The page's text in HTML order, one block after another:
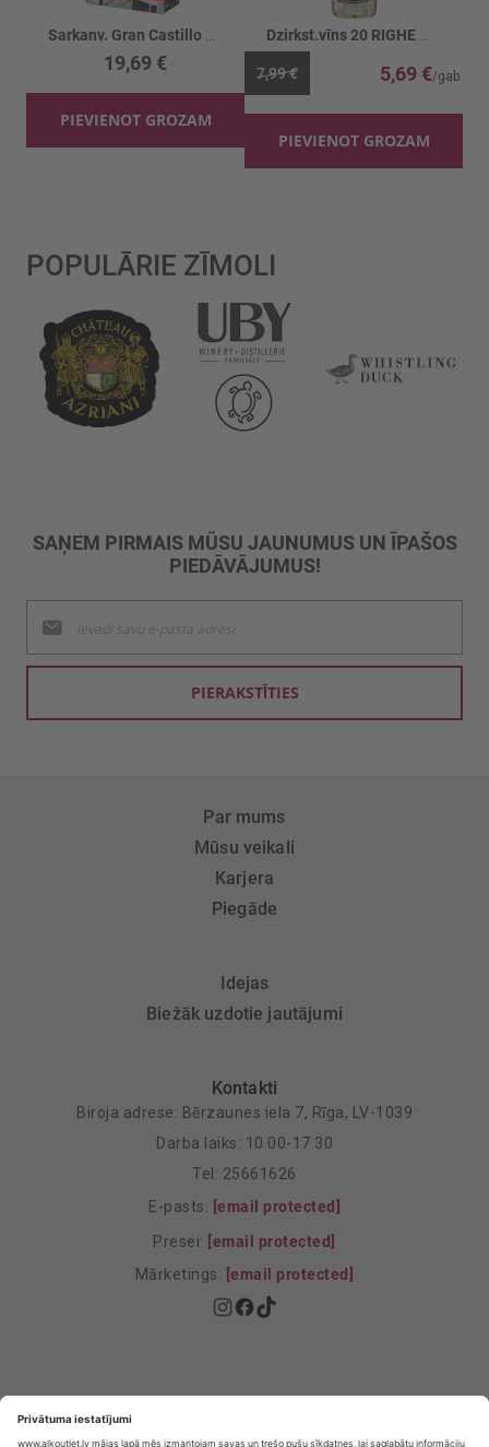
19,69 €
PIEVIENOT GROZAM
7,99 € 5,69 €
PIEVIENOT GROZAM
POPULĀRIE ZĪMOLI
SAŅEM PIRMAIS MŪSU JAUNUMUS UN ĪPAŠOS
PIEDĀVĀJUMUS!
jaunumu
saņemšanai:
PIERAKSTĪTIES
Par mums
Mūsu veikali
Karjera
Piegāde
Idejas
Biežāk uzdotie jautājumi
Kontakti
Biroja adrese: Bērzaunes iela 7, Rīga, LV-1039
Darba laiks: 10.00-17.30
Tel: 25661626
E-pasts: [email protected]
Presei: [email protected]
Mārketings: [email protected]
Privātuma Iestatījumi